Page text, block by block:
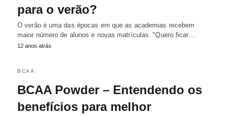
para o verão?
O verão é uma das épocas em que as academias recebem
maior número de alunos e novas matrículas. "Quero ficar…
12 anos atrás
BCAA
BCAA Powder – Entendendo os
benefícios para melhor